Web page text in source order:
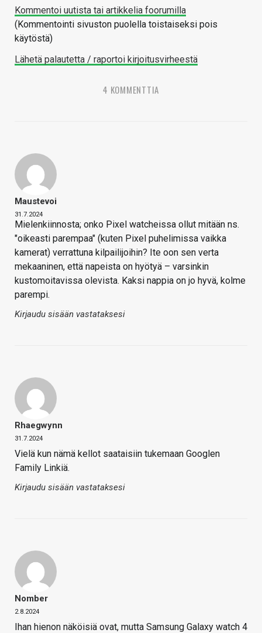
Kommentoi uutista tai artikkelia foorumilla
(Kommentointi sivuston puolella toistaiseksi pois
käytöstä)
Lähetä palautetta / raportoi kirjoitusvirheestä
4 KOMMENTTIA
Maustevoi
31.7.2024
Mielenkiinnosta; onko Pixel watcheissa ollut mitään ns.
"oikeasti parempaa" (kuten Pixel puhelimissa vaikka
kamerat) verrattuna kilpailijoihin? Ite oon sen verta
mekaaninen, että napeista on hyötyä – varsinkin
kustomoitavissa olevista. Kaksi nappia on jo hyvä, kolme
parempi.
Kirjaudu sisään vastataksesi
Rhaegwynn
31.7.2024
Vielä kun nämä kellot saataisiin tukemaan Googlen
Family Linkiä.
Kirjaudu sisään vastataksesi
Nomber
2.8.2024
Ihan hienon näköisiä ovat, mutta Samsung Galaxy watch 4